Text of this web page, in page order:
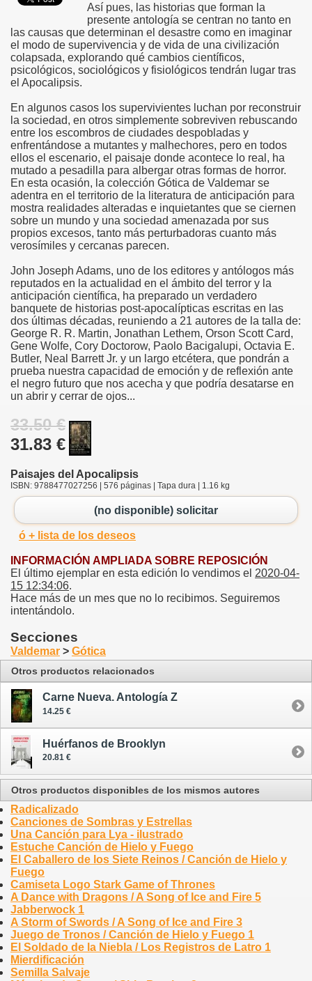
Así pues, las historias que forman la
presente antología se centran no tanto en
las causas que determinan el desastre como en imaginar
el modo de supervivencia y de vida de una civilización
colapsada, explorando qué cambios científicos,
psicológicos, sociológicos y fisiológicos tendrán lugar tras
el Apocalipsis.
En algunos casos los supervivientes luchan por reconstruir
la sociedad, en otros simplemente sobreviven rebuscando
entre los escombros de ciudades despobladas y
enfrentándose a mutantes y malhechores, pero en todos
ellos el escenario, el paisaje donde acontece lo real, ha
mutado a pesadilla para albergar otras formas de horror.
En esta ocasión, la colección Gótica de Valdemar se
adentra en el territorio de la literatura de anticipación para
mostra realidades alteradas e inquietantes que se ciernen
sobre un mundo y una sociedad amenazada por sus
propios excesos, tanto más perturbadoras cuanto más
verosímiles y cercanas parecen.
John Joseph Adams, uno de los editores y antólogos más
reputados en la actualidad en el ámbito del terror y la
anticipación científica, ha preparado un verdadero
banquete de historias post-apocalípticas escritas en las
dos últimas décadas, reuniendo a 21 autores de la talla de:
George R. R. Martin, Jonathan Lethem, Orson Scott Card,
Gene Wolfe, Cory Doctorow, Paolo Bacigalupi, Octavia E.
Butler, Neal Barrett Jr. y un largo etcétera, que pondrán a
prueba nuestra capacidad de emoción y de reflexión ante
el negro futuro que nos acecha y que podría desatarse en
un abrir y cerrar de ojos...
33.50 €
31.83 €
Paisajes del Apocalipsis
ISBN: 9788477027256 | 576 páginas | Tapa dura | 1.16 kg
(no disponible) solicitar
ó + lista de los deseos
INFORMACIÓN AMPLIADA SOBRE REPOSICIÓN
El último ejemplar en esta edición lo vendimos el 2020-04-
15 12:34:06.
Hace más de un mes que no lo recibimos. Seguiremos
intentándolo.
Secciones
Valdemar > Gótica
Otros productos relacionados
Carne Nueva. Antología Z
14.25 €
Huérfanos de Brooklyn
20.81 €
Otros productos disponibles de los mismos autores
Radicalizado
Canciones de Sombras y Estrellas
Una Canción para Lya - ilustrado
Estuche Canción de Hielo y Fuego
El Caballero de los Siete Reinos / Canción de Hielo y
Fuego
Camiseta Logo Stark Game of Thrones
A Dance with Dragons / A Song of Ice and Fire 5
Jabberwock 1
A Storm of Swords / A Song of Ice and Fire 3
Juego de Tronos / Canción de Hielo y Fuego 1
El Soldado de la Niebla / Los Registros de Latro 1
Mierdificación
Semilla Salvaje